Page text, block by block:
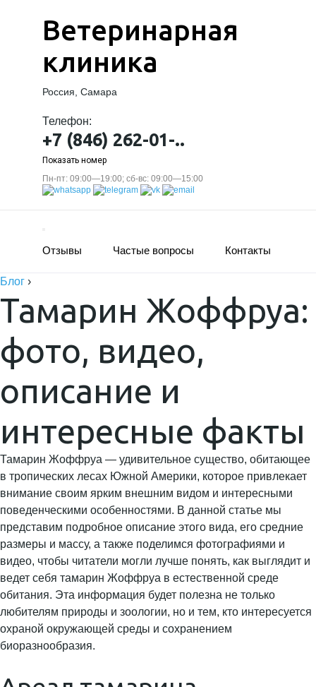
Ветеринарная
клиника
Россия, Самара
Телефон:
+7 (846) 262-01-..
Показать номер
Пн-пт: 09:00—19:00; сб-вс: 09:00—15:00
Отзывы Частые вопросы Контакты
Блог ›
Тамарин Жоффруа:
фото, видео,
описание и
интересные факты
Тамарин Жоффруа — удивительное существо, обитающее
в тропических лесах Южной Америки, которое привлекает
внимание своим ярким внешним видом и интересными
поведенческими особенностями. В данной статье мы
представим подробное описание этого вида, его средние
размеры и массу, а также поделимся фотографиями и
видео, чтобы читатели могли лучше понять, как выглядит и
ведет себя тамарин Жоффруа в естественной среде
обитания. Эта информация будет полезна не только
любителям природы и зоологии, но и тем, кто интересуется
охраной окружающей среды и сохранением
биоразнообразия.